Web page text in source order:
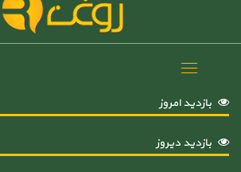
Toggle
بازدید امروز
بازدید دیروز